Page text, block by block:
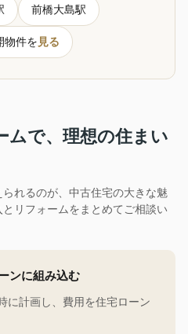
前橋大島駅
物件を見る
ムで、理想の住まい
れるのが、中古住宅の大きな魅
リフォームをまとめてご相談い
ンに組み込む
に計画し、費用を住宅ローン